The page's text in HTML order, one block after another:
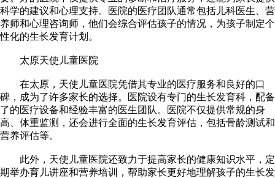
科学的建议和心理支持。医院的医疗团队通常包括儿科医生、营
养师和心理咨询师，他们会综合评估孩子的情况，为孩子制定个
性化的生长发育计划。
太原天使儿童医院
在太原，天使儿童医院凭借其专业的医疗服务和良好的口
碑，成为了许多家长的选择。医院设有专门的生长发育科，配备
了的医疗设备和经验丰富的医生团队。医院不仅提供常规的身
高、体重监测，还会进行全面的生长发育评估，包括骨龄测试和
营养评估等。
此外，天使儿童医院还致力于提高家长的健康知识水平，定
期举办育儿讲座和营养培训，帮助家长更好地理解孩子的生长发